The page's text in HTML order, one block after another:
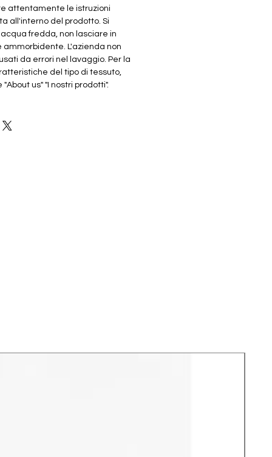
attentamente le istruzioni
all'interno del prodotto. Si
fredda, non lasciare in
ammorbidente. L'azienda non
da errori nel lavaggio. Per la
del tipo di tessuto,
us" "I nostri prodotti".